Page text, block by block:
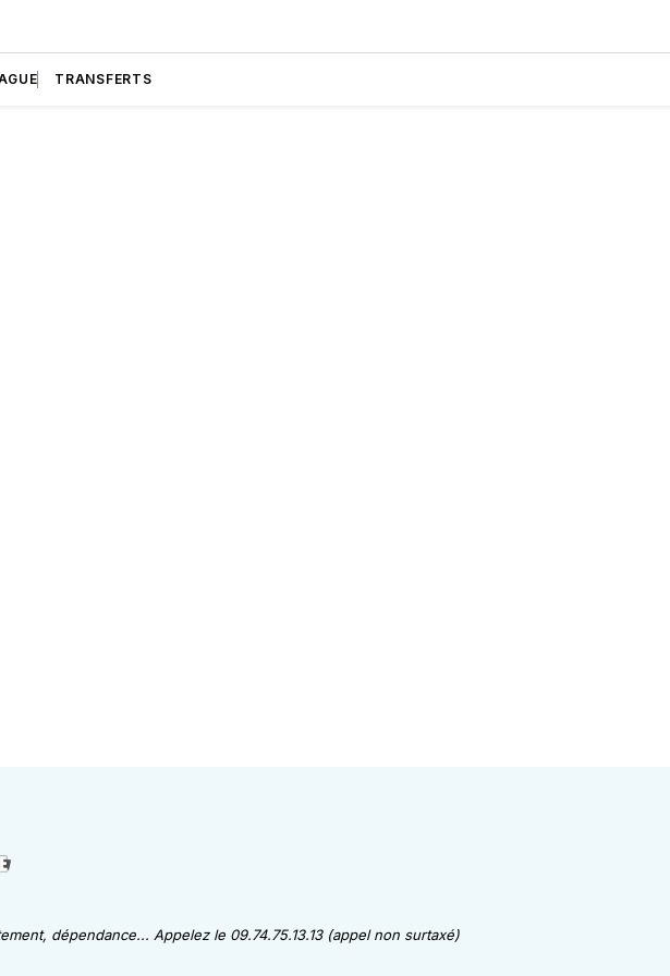
TRANSFERTS
dépendance... Appelez le 09.74.75.13.13 (appel non surtaxé)